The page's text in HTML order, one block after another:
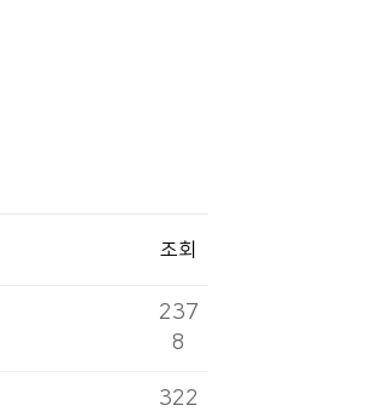
조회
237
8
322